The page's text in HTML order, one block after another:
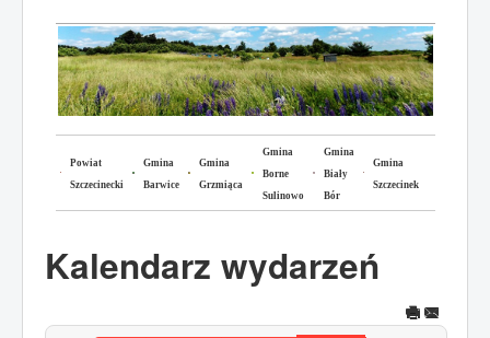
Powiat
Szczecinecki
Gmina
Barwice
Gmina
Grzmiąca
Gmina
Borne
Sulinowo
Gmina
Biały
Bór
Gmina
Szczecinek
Kalendarz wydarzeń